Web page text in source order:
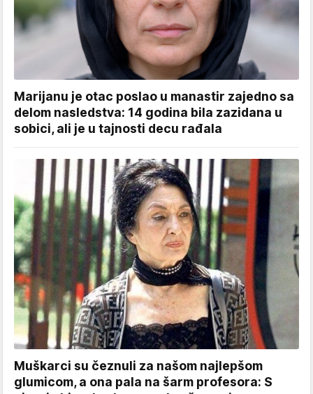
Marijanu je otac poslao u manastir zajedno sa
delom nasledstva: 14 godina bila zazidana u
sobici, ali je u tajnosti decu rađala
Muškarci su čeznuli za našom najlepšom
glumicom, a ona pala na šarm profesora: S